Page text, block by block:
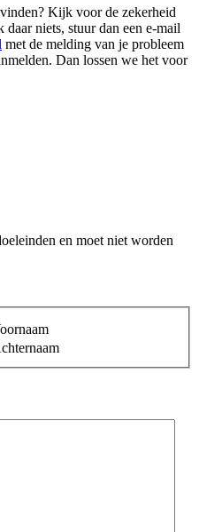
Kijk voor de zekerheid
niets, stuur dan een e-mail
met de melding van je probleem
Dan lossen we het voor
en moet niet worden